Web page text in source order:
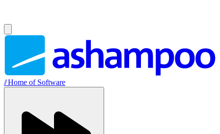
//Home of Software